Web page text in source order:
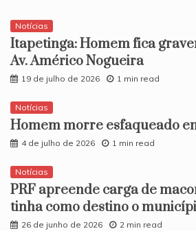
Notícias
Itapetinga: Homem fica
Av. Américo Nogueira
19 de julho de 2026 1 min read
Notícias
Homem morre esfaqueado
4 de julho de 2026 1 min read
Notícias
PRF apreende carga de
tinha como destino o
26 de junho de 2026 2 min read